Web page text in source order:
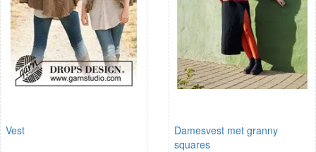
Vest
Damesvest met granny
squares